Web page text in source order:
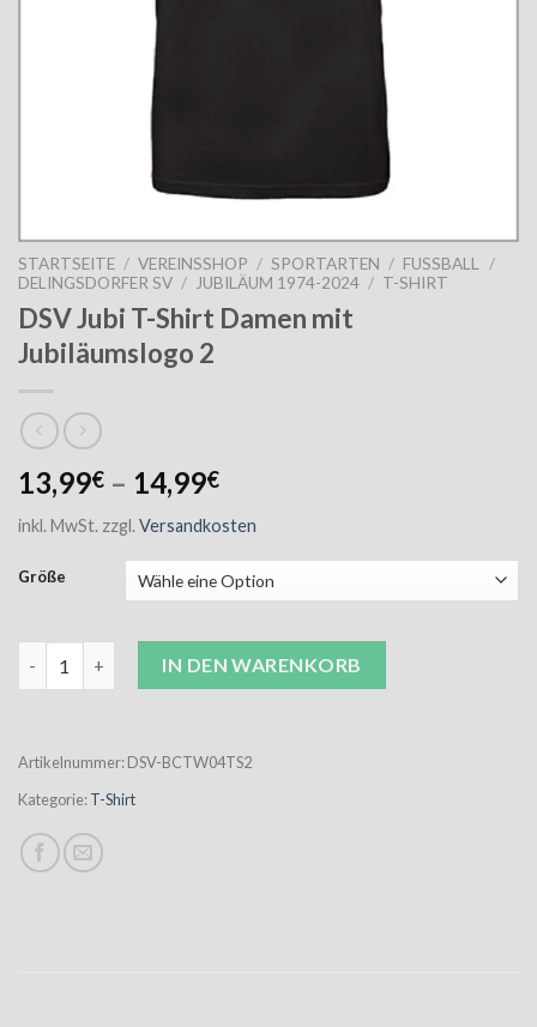
STARTSEITE / VEREINSSHOP / SPORTARTEN / FUSSBALL
/
DELINGSDORFER SV / JUBILÄUM 1974-2024 / T-SHIRT
DSV Jubi T-Shirt Damen mit
Jubiläumslogo 2
13,99€ – 14,99€
inkl. MwSt. zzgl. Versandkosten
Größe
IN DEN WARENKORB
Artikelnummer:DSV-BCTW04TS2
Kategorie:T-Shirt